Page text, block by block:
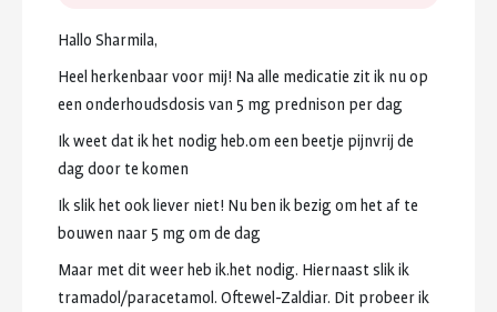
Hallo Sharmila,
Heel herkenbaarvoor mij! Naalle medicatie zit ik nuop
een onderhoudsdosis van 5 mg prednison perdag
Ik weet dat ik het nodig heb.om een beetje pijnvrij de
dag door te komen
Ik slik het ook liever niet! Nuben ik bezig om het af te
bouwen naar 5 mg om de dag
Maar met dit weerheb ik.het nodig. Hiernaast slik ik
tramadol/paracetamol. Oftewel-Zaldiar. Dit probeerik